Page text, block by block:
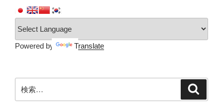
Powered by Translate
索: